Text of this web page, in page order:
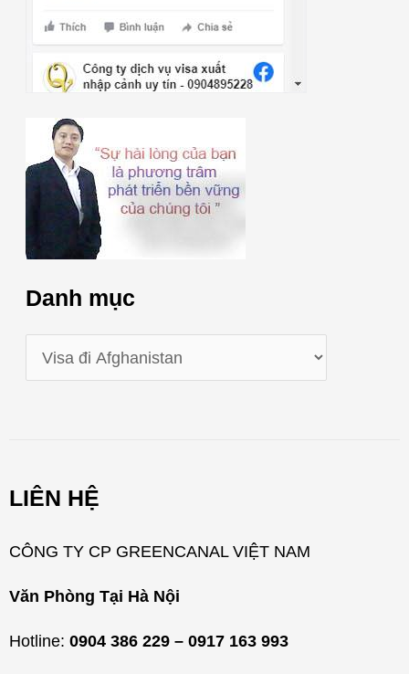
Danh mục
a
m
c
LIÊN HỆ
CÔNG TY CP GREENCANAL VIỆT NAM
Văn Phòng Tại Hà Nội
Hotline: 0904 386 229 – 0917 163 993